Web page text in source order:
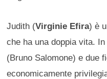
Judith (Virginie Efira) è
che ha una doppia vita.
(Bruno Salomone) e due
economicamente